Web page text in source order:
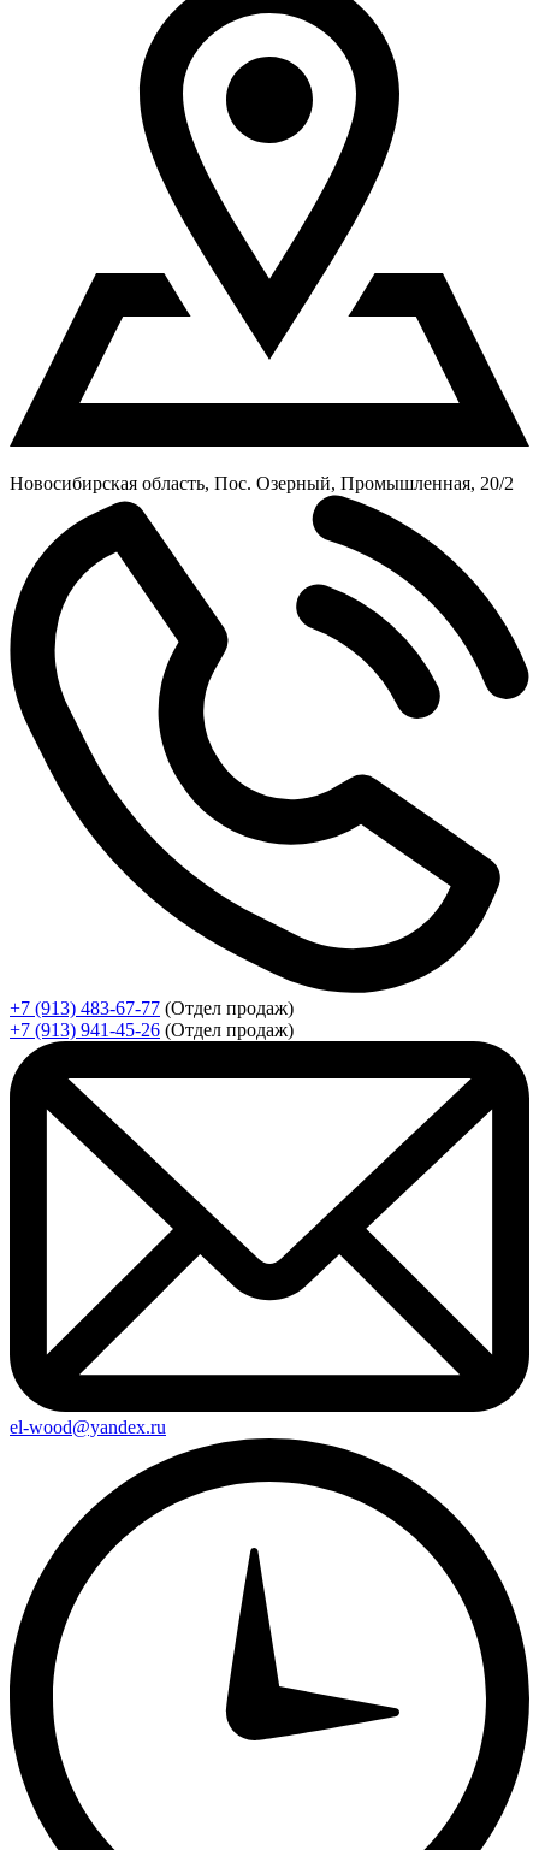
Новосибирская область, Пос. Озерный, Промышленная, 20/2
+7 (913) 483-67-77 (Отдел продаж)
+7 (913) 941-45-26 (Отдел продаж)
el-wood@yandex.ru